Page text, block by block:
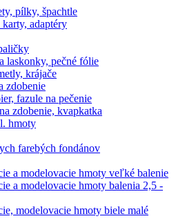
pílky, špachtle
adaptéry
laskonky, pečné fólie
krájače
zdobenie
fazule na pečenie
zdobenie, kvapkatka
hmoty
farebých fondánov
a modelovacie hmoty veľké balenie
a modelovacie hmoty balenia 2,5 -
modelovacie hmoty biele malé